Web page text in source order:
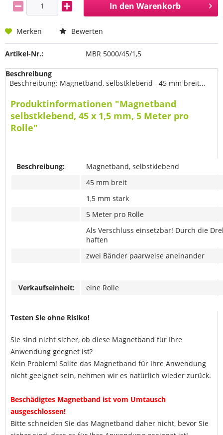
In den Warenkorb
Merken Bewerten
Artikel-Nr.: MBR 5000/45/1,5
Beschreibung
Beschreibung: Magnetband, selbstklebend 45 mm breit...
Produktinformationen "Magnetband
selbstklebend, 45 x 1,5 mm, 5 Meter pro
Rolle"
Beschreibung:
Magnetband, selbstklebend
45 mm breit
1,5 mm stark
5 Meter pro Rolle
Als Verschluss einsetzbar! Durch die
haften
zwei Bänder paarweise aneinander
Verkaufseinheit: eine Rolle
Testen Sie ohne Risiko!
Sie sind nicht sicher, ob diese Magnetband für Ihre
Anwendung geegnet ist?
Kein Problem! Sollte das Magnetband für Ihre Anwendung
nicht geeignet sein, nehmen wir es natürlich wieder zurück.
Beschädigtes Magnetband ist vom Umtausch
ausgeschlossen!
Bitte schneiden Sie das Magnetband daher nicht, bevor Sie